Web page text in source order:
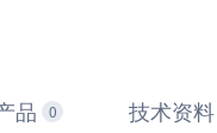
品 0 技术资料